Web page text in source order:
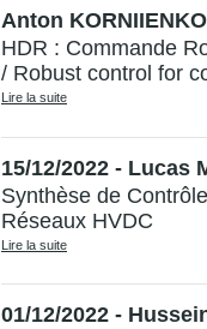
Anton
HDR : Commande
/ Robust control for
Lire la suite
15/12/2022 - Lucas
Synthèse de
Réseaux HVDC
Lire la suite
01/12/2022 -